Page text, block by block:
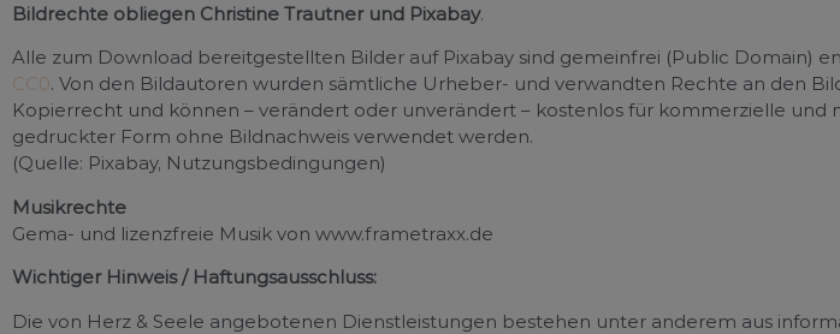
Bildrechte obliegen Christine Trautner und Pixabay.
Alle zum Download bereitgestellten Bilder auf Pixabay sind gemeinfrei (Public Domain)
CC0. Von den Bildautoren wurden sämtliche Urheber- und verwandten Rechte an den
Kopierrecht und können – verändert oder unverändert – kostenlos für kommerzielle
gedruckter Form ohne Bildnachweis verwendet werden.
(Quelle: Pixabay, Nutzungsbedingungen)
Musikrechte
Gema- und lizenzfreie Musik von www.frametraxx.de
Wichtiger Hinweis / Haftungsausschluss:
Die von Herz & Seele angebotenen Dienstleistungen bestehen unter anderem aus